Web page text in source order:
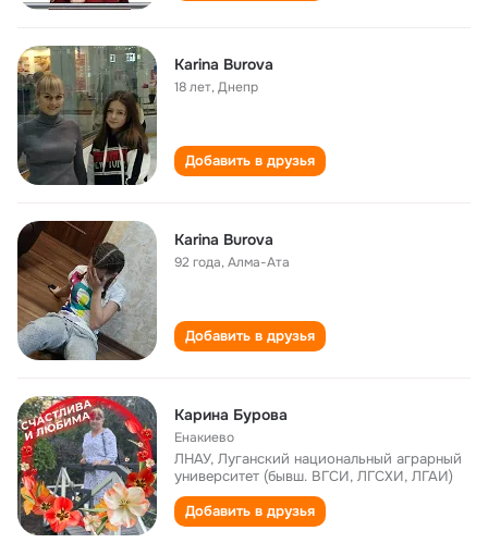
Karina Burova
18 лет,Днепр
Добавить в друзья
Karina Burova
92 года,Алма-Ата
Добавить в друзья
Карина Бурова
Енакиево
ЛНАУ, Луганский национальный аграрный
университет (бывш. ВГСИ, ЛГСХИ, ЛГАИ)
Добавить в друзья